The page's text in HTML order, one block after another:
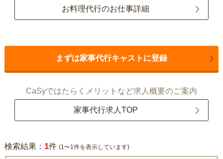
お料理代行のお仕事詳細
まずは家事代行キャストに登録
CaSyではたらくメリットなど求人概要のご案内
家事代行求人TOP
検索結果： 1件 (1〜1件を表示しています)